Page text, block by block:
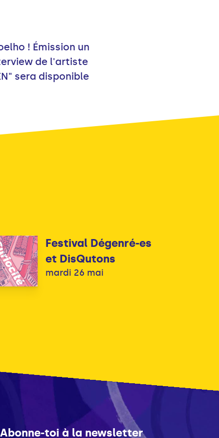
! Émission un
de l'artiste
sera disponible
Festival Dégenré-es
et DisQutons
mardi 26 mai
Abonne-toi à la newsletter